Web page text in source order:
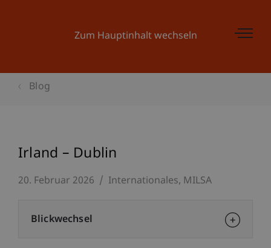
Zum Hauptinhalt wechseln
Blog
Irland – Dublin
20. Februar 2026 Internationales MILSA
Blickwechsel